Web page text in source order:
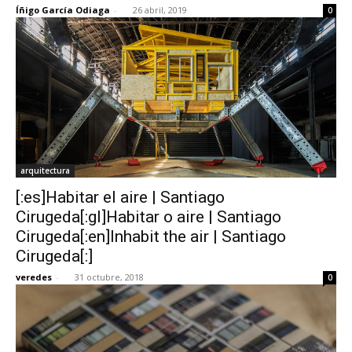
Íñigo García Odiaga - 26 abril, 2019 0
arquitectura
[:es]Habitar el aire | Santiago
Cirugeda[:gl]Habitar o aire | Santiago
Cirugeda[:en]Inhabit the air | Santiago
Cirugeda[:]
veredes - 31 octubre, 2018 0